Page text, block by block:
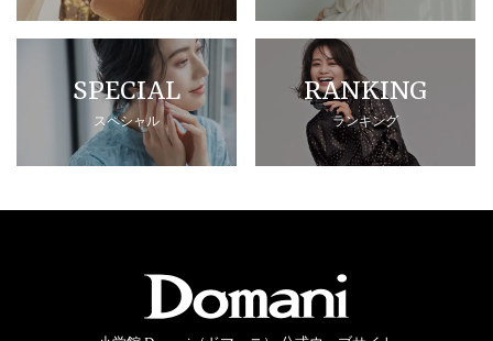
SPECIAL
スペシャル
RANKING
ランキング